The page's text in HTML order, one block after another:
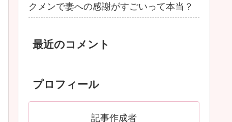
クメンで妻への感謝がすごいって本当？
最近のコメント
プロフィール
記事作成者